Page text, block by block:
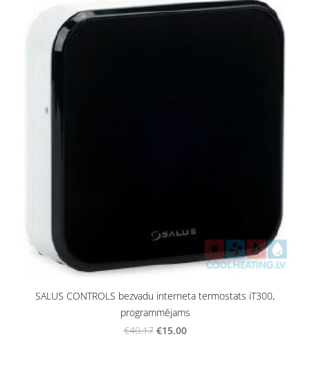
SALUS CONTROLS bezvadu interneta termostats iT300,
programmējams
€40.17 €15.00